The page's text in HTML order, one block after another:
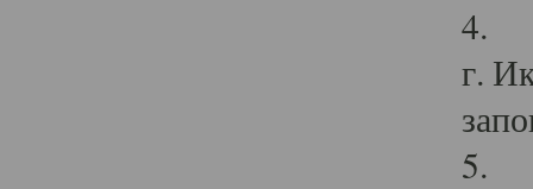
4.
г.
5.